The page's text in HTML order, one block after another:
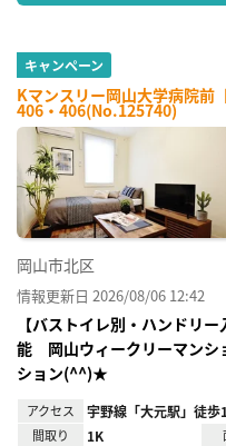
キャンペーン
Kマンスリー岡山大学病院前
406・406(No.125740)
岡山市北区
情報更新日 2026/08/06 12:42
【バストイレ別・ハンドリ
能 岡山ウィークリーマンシ
ション(^^)★
アクセス 宇野線「大元駅」徒歩
間取り 1K